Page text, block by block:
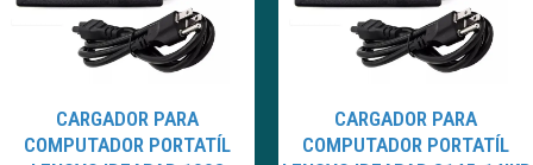
CARGADOR PARA
COMPUTADOR PORTATÍL
CARGADOR PARA
COMPUTADOR PORTATÍL